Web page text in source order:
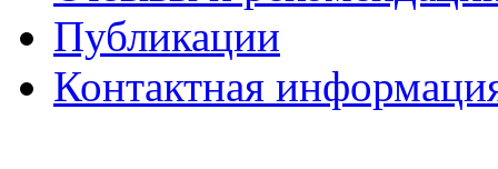
Публикации
Контактная